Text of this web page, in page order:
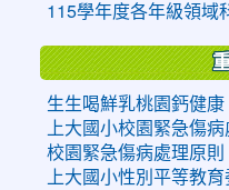
115學年度各年級領域
生生喝鮮乳桃園鈣健康
上大國小校園緊急傷
校園緊急傷病處理原則
上大國小性別平等教